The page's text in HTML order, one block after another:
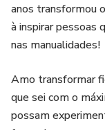
anos transformou
à inspirar pessoas
nas manualidades!
Amo transformar
que sei com o
possam